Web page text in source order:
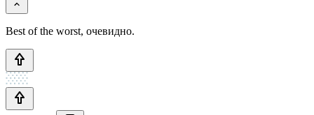
Best of the worst, очевидно.